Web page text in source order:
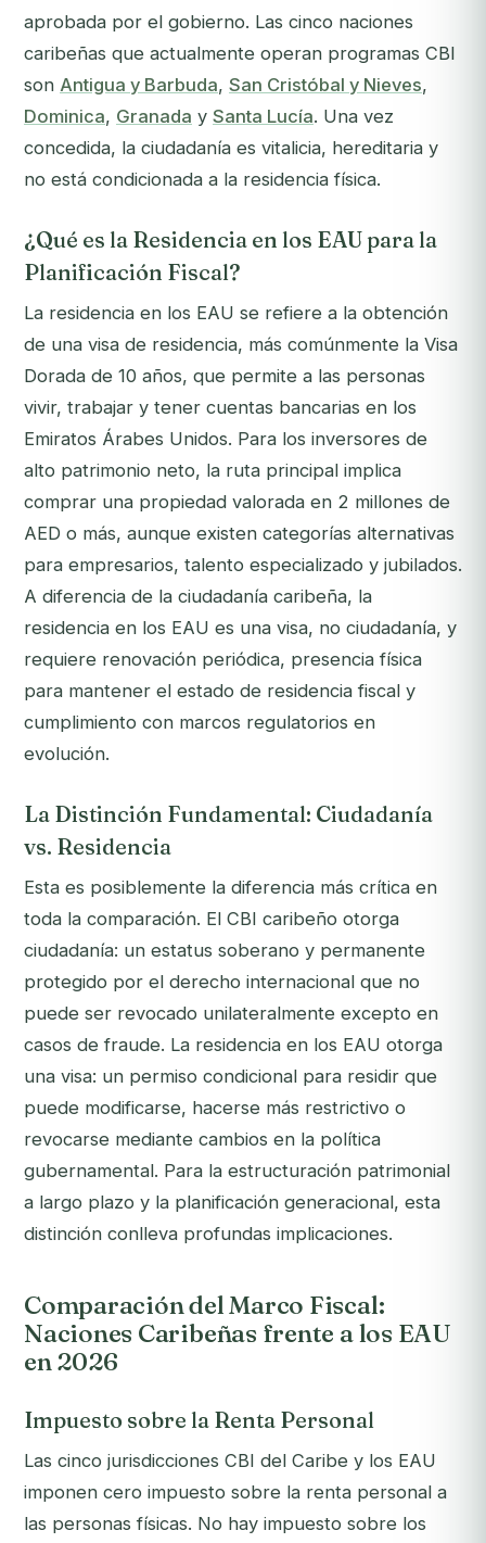
aprobada por el gobierno. Las cinco naciones
caribeñas que actualmente operan programas CBI
son Antigua y Barbuda, San Cristóbal y Nieves,
Dominica, Granada y Santa Lucía. Una vez
concedida, la ciudadanía es vitalicia, hereditaria y
no está condicionada a la residencia física.
¿Qué es la Residencia en los EAU para la
Planificación Fiscal?
La residencia en los EAU se refiere a la obtención
de una visa de residencia, más comúnmente la Visa
Dorada de 10 años, que permite a las personas
vivir, trabajar y tener cuentas bancarias en los
Emiratos Árabes Unidos. Para los inversores de
alto patrimonio neto, la ruta principal implica
comprar una propiedad valorada en 2 millones de
AED o más, aunque existen categorías alternativas
para empresarios, talento especializado y jubilados.
A diferencia de la ciudadanía caribeña, la
residencia en los EAU es una visa, no ciudadanía, y
requiere renovación periódica, presencia física
para mantener el estado de residencia fiscal y
cumplimiento con marcos regulatorios en
evolución.
La Distinción Fundamental: Ciudadanía
vs. Residencia
Esta es posiblemente la diferencia más crítica en
toda la comparación. El CBI caribeño otorga
ciudadanía: un estatus soberano y permanente
protegido por el derecho internacional que no
puede ser revocado unilateralmente excepto en
casos de fraude. La residencia en los EAU otorga
una visa: un permiso condicional para residir que
puede modificarse, hacerse más restrictivo o
revocarse mediante cambios en la política
gubernamental. Para la estructuración patrimonial
a largo plazo y la planificación generacional, esta
distinción conlleva profundas implicaciones.
Comparación del Marco Fiscal:
Naciones Caribeñas frente a los EAU
en 2026
Impuesto sobre la Renta Personal
Las cinco jurisdicciones CBI del Caribe y los EAU
imponen cero impuesto sobre la renta personal a
las personas físicas. No hay impuesto sobre los